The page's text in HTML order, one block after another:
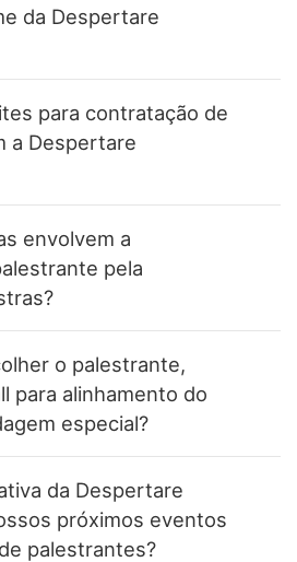
da Despertare
para contratação de
a Despertare
envolvem a
pela
o palestrante,
para alinhamento do
especial?
da Despertare
próximos eventos
palestrantes?